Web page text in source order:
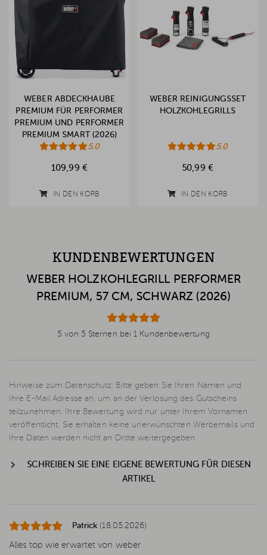
WEBER ABDECKHAUBE
PREMIUM FÜR PERFORMER
PREMIUM UND PERFORMER
PREMIUM SMART (2026)
5.0
109,99 €
IN DEN KORB
WEBER REINIGUNGSSET
HOLZKOHLEGRILLS
5.0
50,99 €
IN DEN KORB
KUNDENBEWERTUNGEN
WEBER HOLZKOHLEGRILL PERFORMER
PREMIUM, 57 CM, SCHWARZ (2026)
5 von 5 Sternen bei 1 Kundenbewertung
Hinweise zum Datenschutz: Bitte geben Sie Ihren Namen und
Ihre E-Mail Adresse an, um an der Verlosung des Gutscheins
teilzunehmen. Ihre Bewertung wird nur unter Ihrem Vornamen
veröffentlicht. Sie erhalten keine unerwünschten Werbemails und
Ihre Daten werden nicht an Dritte weitergegeben.
SCHREIBEN SIE EINE EIGENE BEWERTUNG FÜR DIESEN
ARTIKEL
Patrick (18.05.2026)
Alles top wie erwartet von weber